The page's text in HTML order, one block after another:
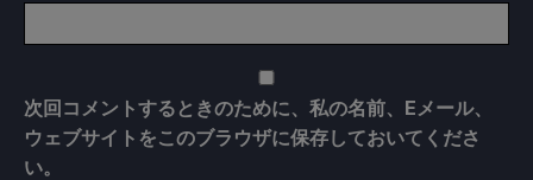
次回コメントするときのために、私の名前、Eメール、
ウェブサイトをこのブラウザに保存しておいてくださ
い。